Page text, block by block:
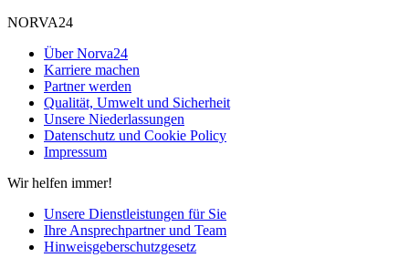
NORVA24
Über Norva24
Karriere machen
Partner werden
Qualität, Umwelt und Sicherheit
Unsere Niederlassungen
Datenschutz und Cookie Policy
Impressum
Wir helfen immer!
Unsere Dienstleistungen für Sie
Ihre Ansprechpartner und Team
Hinweisgeberschutzgesetz